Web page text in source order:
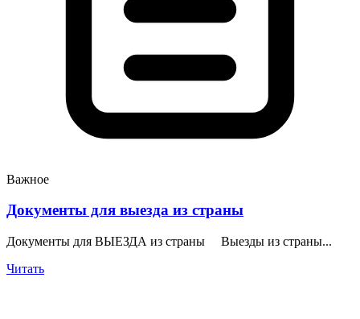
Важное
Документы для выезда из страны
Документы для ВЫЕЗДА из страны Выезды из страны...
Читать